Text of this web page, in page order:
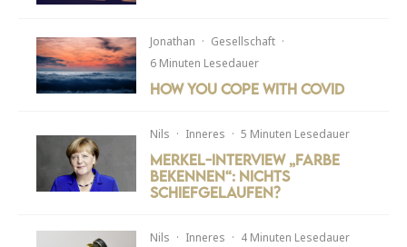
Jonathan · Gesellschaft ·
6 Minuten Lesedauer
How You Cope with Covid
Nils · Inneres · 5 Minuten Lesedauer
Merkel-Interview „Farbe
bekennen“: Nichts
schiefgelaufen?
Nils · Inneres · 4 Minuten Lesedauer